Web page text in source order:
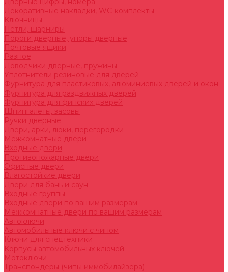
Декоративные накладки, WC-комплекты
Ключницы
Петли, шарниры
Пороги дверные, упоры дверные
Почтовые ящики
Разное
Доводчики дверные, пружины
Уплотнители резиновые для дверей
Фурнитура для пластиковых, алюминиевых дверей и окон
Фурнитура для раздвижных дверей
Фурнитура для финских дверей
Шпингалеты, засовы
Ручки дверные
Двери, арки, люки, перегородки
Межкомнатные двери
Входные двери
Противопожарные двери
Офисные двери
Влагостойкие двери
Двери для бань и саун
Входные группы
Входные двери по вашим размерам
Межкомнатные двери по вашим размерам
Автоключи
Автомобильные ключи с чипом
Ключи для спецтехники
Корпусы автомобильных ключей
Мотоключи
Транспондеры (чипы иммобилайзера)